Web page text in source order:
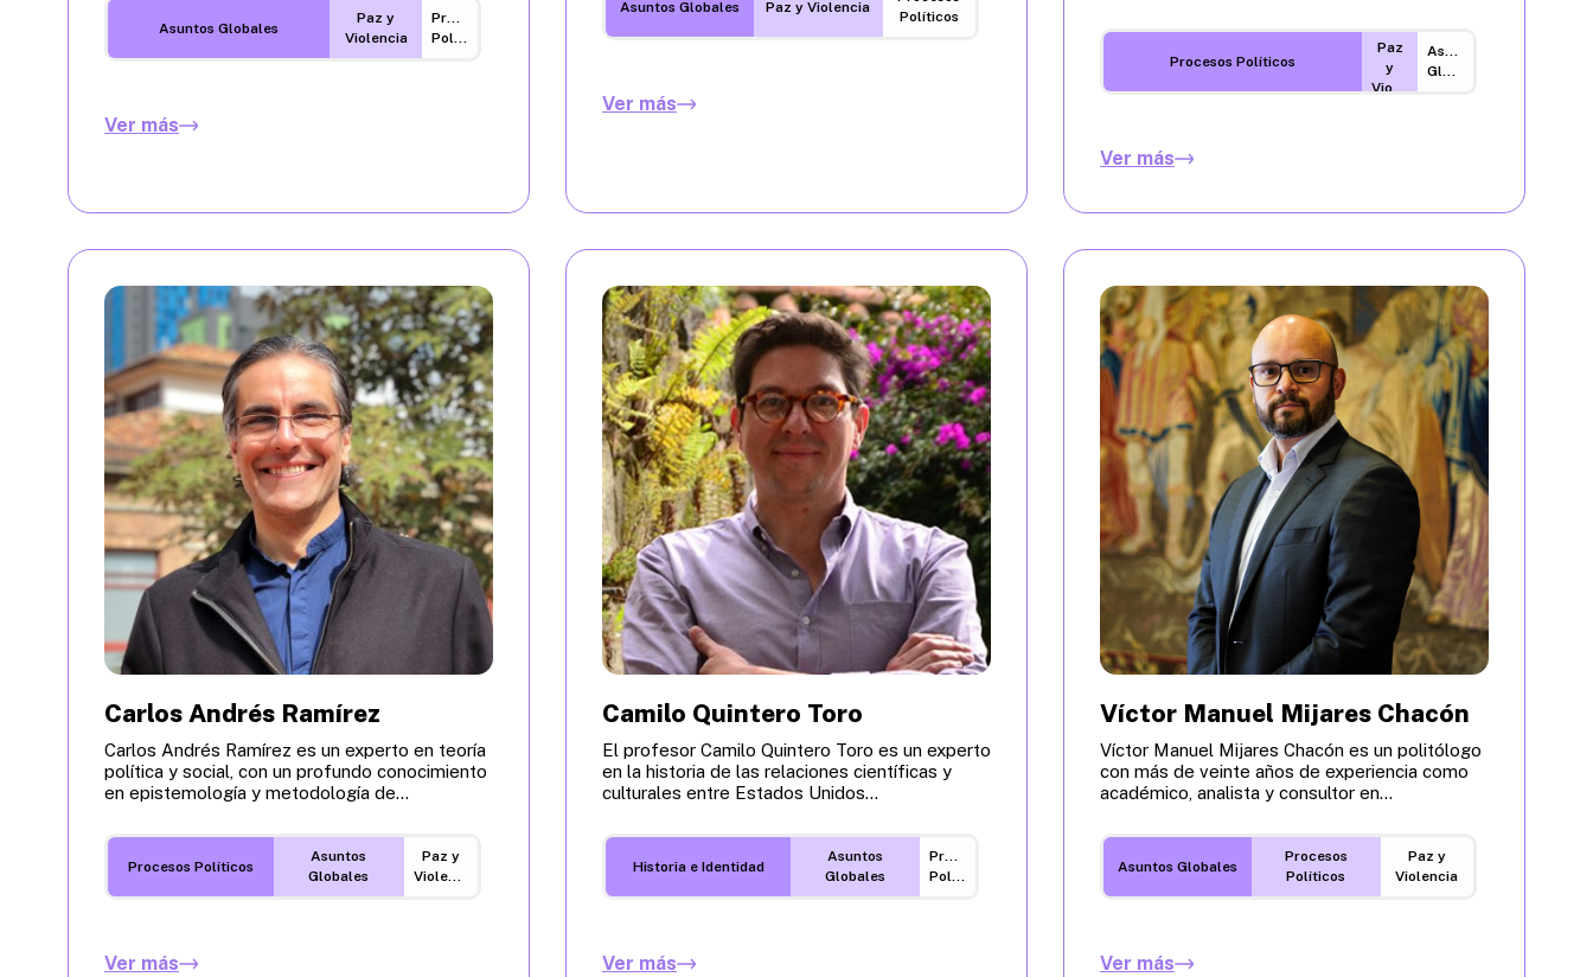
Asuntos Globales
Paz y
Violencia
Procesos
Políticos
Ver más
Asuntos Globales Paz y Violencia
Políticos
Ver más
Procesos Políticos
Paz
y
Violencia
Asuntos
Globales
Ver más
Carlos Andrés Ramírez
Carlos Andrés Ramírez es un experto en teoría
política y social, con un profundo conocimiento
en epistemología y metodología de...
Procesos Políticos
Asuntos
Globales
Paz y
Violencia
Ver más
Camilo Quintero Toro
El profesor Camilo Quintero Toro es un experto
en la historia de las relaciones científicas y
culturales entre Estados Unidos...
Historia e Identidad
Asuntos
Globales
Procesos
Políticos
Ver más
Víctor Manuel Mijares Chacón
Víctor Manuel Mijares Chacón es un politólogo
con más de veinte años de experiencia como
académico, analista y consultor en...
Asuntos Globales
Procesos
Políticos
Paz y
Violencia
Ver más